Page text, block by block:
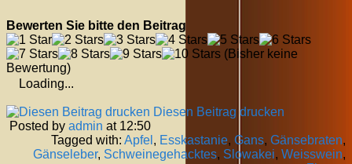
Bewerten Sie bitte den Beitrag
(Bisher keine
Bewertung)
Loading...
Diesen Beitrag drucken
Posted by admin at 12:50
Tagged with: Apfel , Esskastanie, Gans, Gänsebraten,
Gänseleber, Schweinegehacktes, Slowakei, Weisswein,